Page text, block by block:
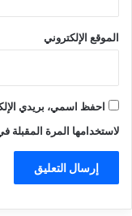
الموقع الإلكتروني
احفظ اسمي، بريدي
لاستخدامها المرة المقبلة